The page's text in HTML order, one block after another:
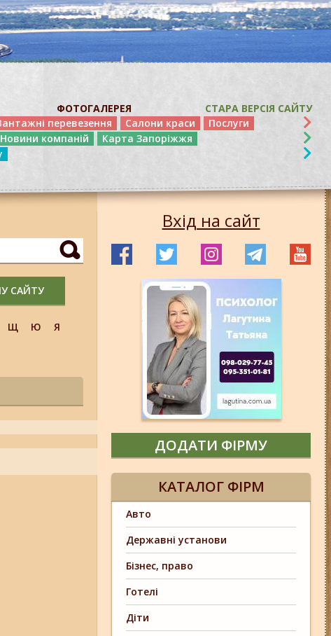
ФОТОГАЛЕРЕЯ
СТАРА ВЕРСІЯ САЙТУ
перевезення Салони краси
Послуги
Новини компаній
Карта Запоріжжя
САЙТУ
Щ Ю
Я
Вхід на сайт
ДОДАТИ ФІРМУ
КАТАЛОГ ФІРМ
Авто
Державні установи
Бізнес, право
Готелі
Діти